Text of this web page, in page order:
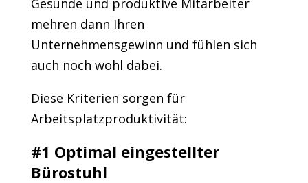
Gesunde und produktive Mitarbeiter
mehren dann Ihren
Unternehmensgewinn und fühlen sich
auch noch wohl dabei.
Diese Kriterien sorgen für
Arbeitsplatzproduktivität:
#1 Optimal eingestellter
Bürostuhl